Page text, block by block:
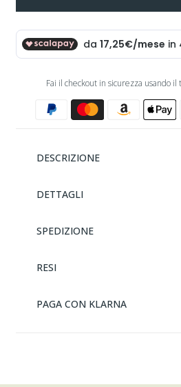
Fai il checkout in sicurezza usando
DESCRIZIONE
DETTAGLI
SPEDIZIONE
RESI
PAGA CON KLARNA